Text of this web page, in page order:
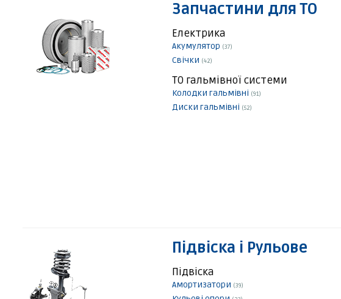
Запчастини для ТО
Електрика
Акумулятор (37)
Свічки (42)
ТО гальмівної системи
Колодки гальмівні (91)
Диски гальмівні (52)
Підвіска і Рульове
Підвіска
Амортизатори (39)